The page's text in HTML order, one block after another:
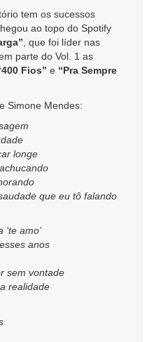
tem os sucessos
ao topo do Spotify
, que foi líder nas
parte do Vol. 1 as
Fios” e “Pra Sempre
Simone Mendes:
longe
que eu tô falando
amo’
anos
sem vontade
realidade